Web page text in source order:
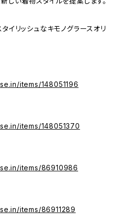
イリッシュなキモノグラースオリ
items/148051196
items/148051370
items/86910986
items/86911289